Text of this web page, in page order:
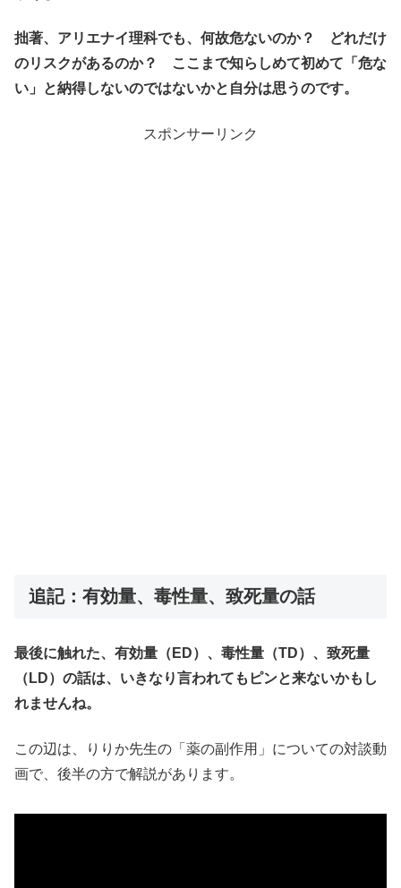
拙著、アリエナイ理科でも、何故危ないのか？ どれだけ
のリスクがあるのか？ ここまで知らしめて初めて「危な
い」と納得しないのではないかと自分は思うのです。
スポンサーリンク
追記：有効量、毒性量、致死量の話
最後に触れた、有効量（ED）、毒性量（TD）、致死量
（LD）の話は、いきなり言われてもピンと来ないかもし
れませんね。
この辺は、りりか先生の「薬の副作用」についての対談動
画で、後半の方で解説があります。